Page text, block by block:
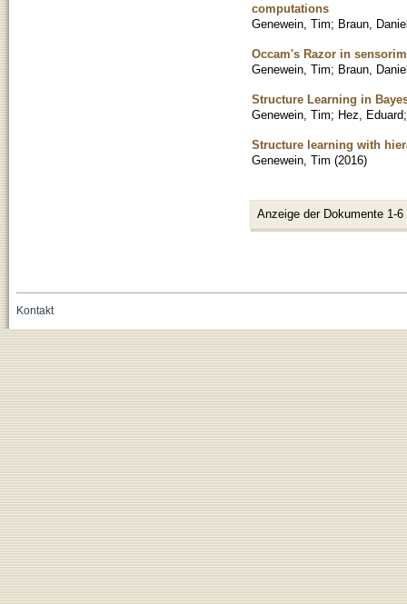
computations
Genewein, Tim; Braun,
Occam's Razor in
Genewein, Tim; Braun,
Structure Learning in
Genewein, Tim; Hez, Eduard
Structure learning with
Genewein, Tim (2016)
Anzeige der Dokumente 1-6
Kontakt